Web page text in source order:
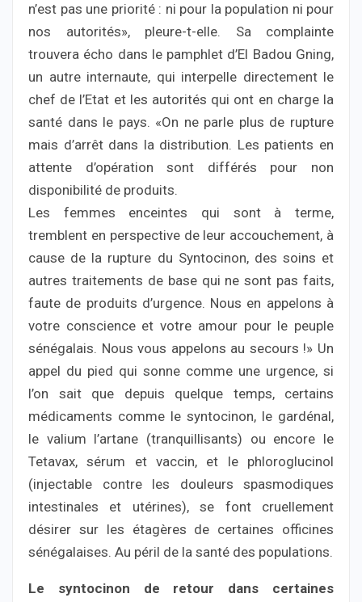
n’est pas une priorité : ni pour la population ni pour
nos autorités», pleure-t-elle. Sa complainte
trouvera écho dans le pamphlet d’El Badou Gning,
un autre internaute, qui interpelle directement le
chef de l’Etat et les autorités qui ont en charge la
santé dans le pays. «On ne parle plus de rupture
mais d’arrêt dans la distribution. Les patients en
attente d’opération sont différés pour non
disponibilité de produits.
Les femmes enceintes qui sont à terme,
tremblent en perspective de leur accouchement, à
cause de la rupture du Syntocinon, des soins et
autres traitements de base qui ne sont pas faits,
faute de produits d’urgence. Nous en appelons à
votre conscience et votre amour pour le peuple
sénégalais. Nous vous appelons au secours !» Un
appel du pied qui sonne comme une urgence, si
l’on sait que depuis quelque temps, certains
médicaments comme le syntocinon, le gardénal,
le valium l’artane (tranquillisants) ou encore le
Tetavax, sérum et vaccin, et le phloroglucinol
(injectable contre les douleurs spasmodiques
intestinales et utérines), se font cruellement
désirer sur les étagères de certaines officines
sénégalaises. Au péril de la santé des populations.
Le syntocinon de retour dans certaines